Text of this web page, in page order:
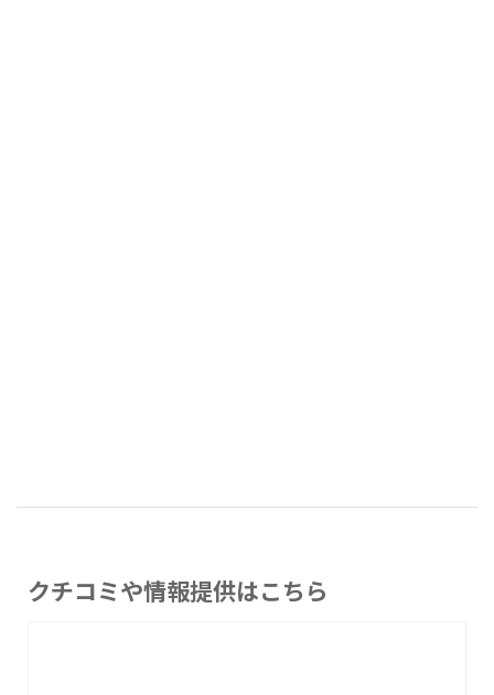
クチコミや情報提供はこちら